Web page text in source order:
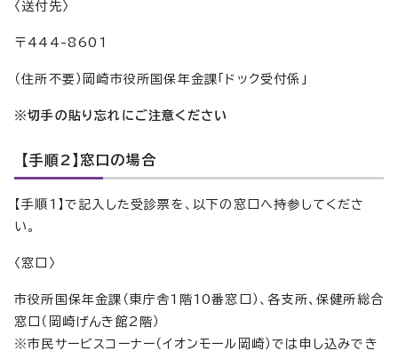
〈送付先〉
〒444-8601
（住所不要）岡崎市役所国保年金課「ドック受付係」
※切手の貼り忘れにご注意ください
【手順2】窓口の場合
【手順1】で記入した受診票を、以下の窓口へ持参してくださ
い。
〈窓口〉
市役所国保年金課（東庁舎1階10番窓口）、各支所、保健所総合
窓口（岡崎げんき館2階）
※市民サービスコーナー（イオンモール岡崎）では申し込みでき